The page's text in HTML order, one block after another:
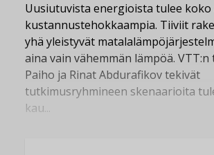
Uusiutuvista energioista tulee koko
kustannustehokkaampia. Tiiviit
yhä yleistyvät
aina vain vähemmän lämpöä.
Paiho ja Rinat Abdurafikov tekivät
tutkimusryhmineen skenaarioita
kau...